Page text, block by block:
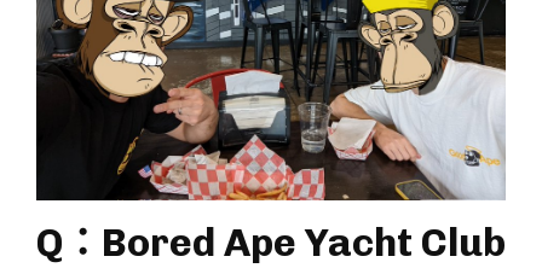
Q：Bored Ape Yacht Club